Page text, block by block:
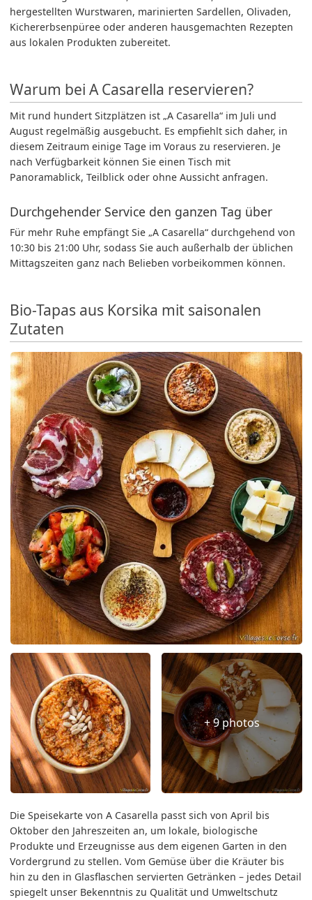
hergestellten Wurstwaren, marinierten Sardellen, Olivaden,
Kichererbsenpüree oder anderen hausgemachten Rezepten
aus lokalen Produkten zubereitet.
Warum bei A Casarella reservieren?
Mit rund hundert Sitzplätzen ist „A Casarella“ im Juli und
August regelmäßig ausgebucht. Es empfiehlt sich daher, in
diesem Zeitraum einige Tage im Voraus zu reservieren. Je
nach Verfügbarkeit können Sie einen Tisch mit
Panoramablick, Teilblick oder ohne Aussicht anfragen.
Durchgehender Service den ganzen Tag über
Für mehr Ruhe empfängt Sie „A Casarella“ durchgehend von
10:30 bis 21:00 Uhr, sodass Sie auch außerhalb der üblichen
Mittagszeiten ganz nach Belieben vorbeikommen können.
Bio-Tapas aus Korsika mit saisonalen
Zutaten
+ 9 photos
Die Speisekarte von A Casarella passt sich von April bis
Oktober den Jahreszeiten an, um lokale, biologische
Produkte und Erzeugnisse aus dem eigenen Garten in den
Vordergrund zu stellen. Vom Gemüse über die Kräuter bis
hin zu den in Glasflaschen servierten Getränken – jedes Detail
spiegelt unser Bekenntnis zu Qualität und Umweltschutz